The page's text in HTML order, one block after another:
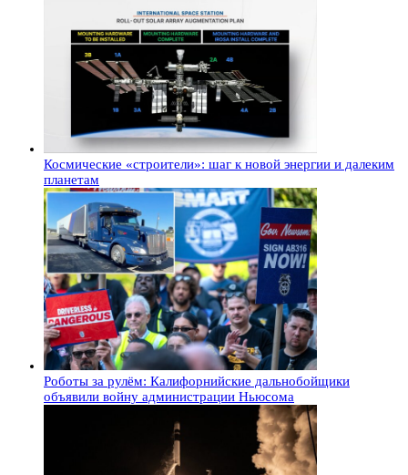
Космические «строители»: шаг к новой энергии и далеким
планетам
Роботы за рулём: Калифорнийские дальнобойщики
объявили войну администрации Ньюсома